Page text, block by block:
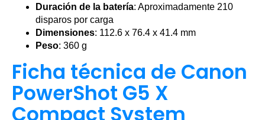
Duración de la batería: Aproximadamente 210
disparos por carga
Dimensiones: 112.6 x 76.4 x 41.4 mm
Peso: 360 g
Ficha técnica de Canon
PowerShot G5 X